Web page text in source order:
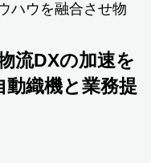
ハウを融合させ物
流DXの加速を
動織機と業務提